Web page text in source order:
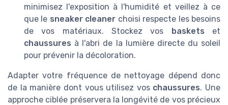
minimisez l'exposition à l'humidité et veillez à ce
que le sneaker cleaner choisi respecte les besoins
de vos matériaux. Stockez vos baskets et
chaussures à l'abri de la lumière directe du soleil
pour prévenir la décoloration.
Adapter votre fréquence de nettoyage dépend donc
de la manière dont vous utilisez vos chaussures. Une
approche ciblée préservera la longévité de vos précieux